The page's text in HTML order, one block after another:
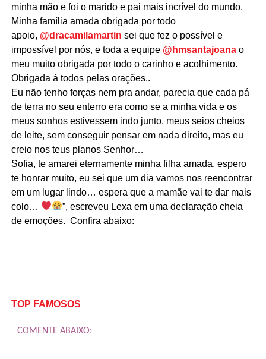
minha mão e foi o marido e pai mais incrível do mundo.
Minha família amada obrigada por todo
apoio, @dracamilamartin sei que fez o possível e
impossível por nós, e toda a equipe @hmsantajoanao
meu muito obrigada por todo o carinho e acolhimento.
Obrigada à todos pelas orações..
Eu não tenho forças nem pra andar, parecia que cada pá
de terra no seu enterro era como se a minha vida e os
meus sonhos estivessem indo junto, meus seios cheios
de leite, sem conseguir pensar em nada direito, mas eu
creio nos teus planos Senhor…
Sofia, te amarei eternamente minha filha amada, espero
te honrar muito, eu sei que um dia vamos nos reencontrar
em um lugar lindo… espera que a mamãe vai te dar mais
colo…
”, escreveu Lexa em uma declaração cheia
de emoções. Confira abaixo:
TOP FAMOSOS
COMENTE ABAIXO: